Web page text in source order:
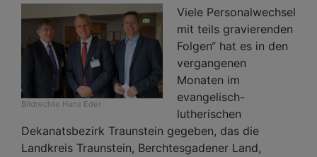
Bildrechte Hans Eder
Viele Personalwechsel
mit teils gravierenden
Folgen“ hat es in den
vergangenen
Monaten im
evangelisch-
lutherischen
Dekanatsbezirk Traunstein gegeben, das die
Landkreis Traunstein, Berchtesgadener Land,